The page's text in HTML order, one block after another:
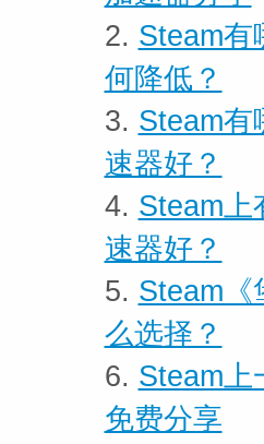
2. Steam有
何降低？
3. Steam有
速器好？
4. Steam上
速器好？
5. Steam《
么选择？
6. Steam上
免费分享